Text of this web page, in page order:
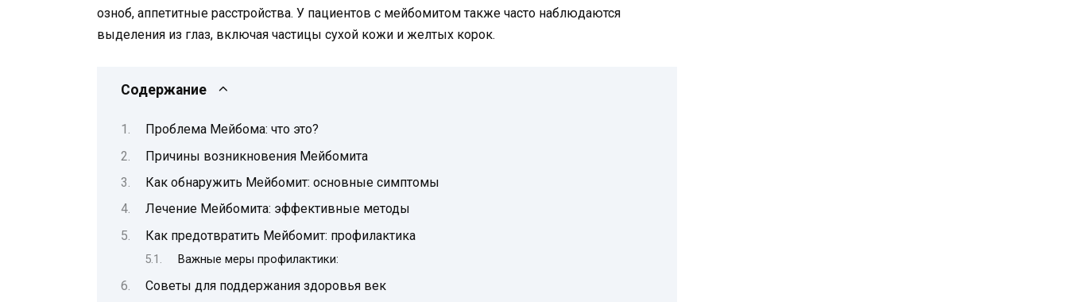
озноб, аппетитные расстройства. У пациентов с мейбомитом также часто наблюдаются
выделения из глаз, включая частицы сухой кожи и желтых корок.
Содержание
Проблема Мейбома: что это?
Причины возникновения Мейбомита
Как обнаружить Мейбомит: основные симптомы
Лечение Мейбомита: эффективные методы
Как предотвратить Мейбомит: профилактика
Важные меры профилактики:
Советы для поддержания здоровья век